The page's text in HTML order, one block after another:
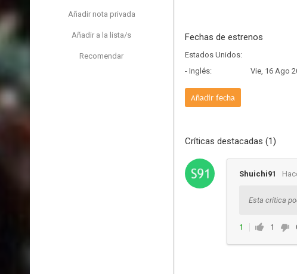
Añadir nota privada
Añadir a la lista/s
Recomendar
Fechas de estrenos
Estados Unidos:
- Inglés:
Vie, 16 Ago
Añadir fecha
Críticas destacadas (1)
Shuichi91
Esta crítica
1 1